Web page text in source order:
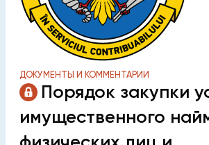
ДОКУМЕНТЫ И КОММЕНТАРИИ
Порядок закупки
имущественного